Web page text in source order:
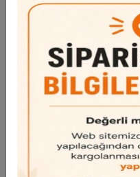
durumunda telafi
- Ürün fotograf çekimleri
- Ürünlerin dekor işlemleri
ÜRÜN VİDEOSU;
https://
igsh=eGw4YWx2bHdjZW5u
Garanti ve Teslimat